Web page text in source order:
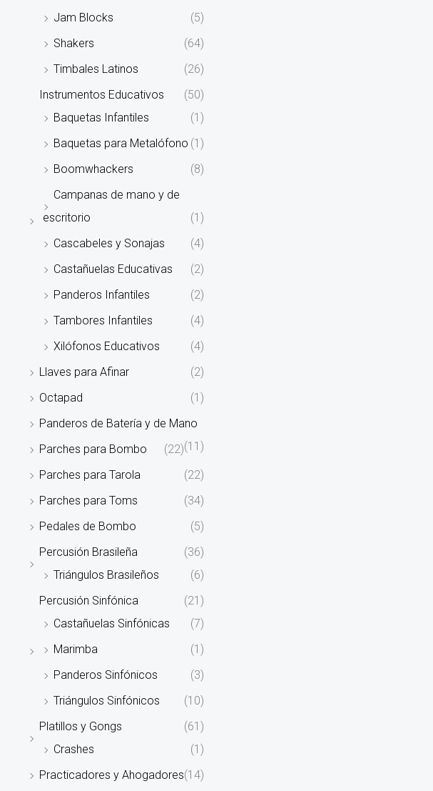
Jam Blocks
(5)
Shakers
(64)
Timbales Latinos
(26)
Instrumentos Educativos
(50)
Baquetas Infantiles
(1)
Baquetas para Metalófono (1)
Boomwhackers
(8)
Campanas de mano y de
escritorio
(1)
Cascabeles y Sonajas
(4)
Castañuelas Educativas
(2)
Panderos Infantiles
(2)
Tambores Infantiles
(4)
Xilófonos Educativos
(4)
Llaves para Afinar
(2)
Octapad
(1)
Panderos de Batería y de Mano
(11)
Parches para Bombo
(22)
Parches para Tarola
(22)
Parches para Toms
(34)
Pedales de Bombo
(5)
Percusión Brasileña
(36)
Triángulos Brasileños
(6)
Percusión Sinfónica
(21)
Castañuelas Sinfónicas
(7)
Marimba
(1)
Panderos Sinfónicos
(3)
Triángulos Sinfónicos
(10)
Platillos y Gongs
(61)
Crashes
(1)
Practicadores y Ahogadores(14)